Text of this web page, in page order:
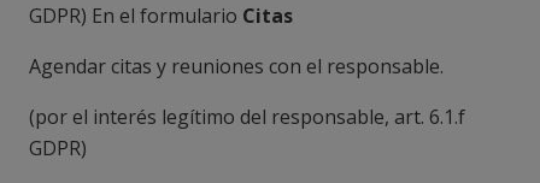
GDPR) En el formulario Citas
Agendar citas y reuniones con el responsable.
(por el interés legítimo del responsable, art. 6.1.f
GDPR)